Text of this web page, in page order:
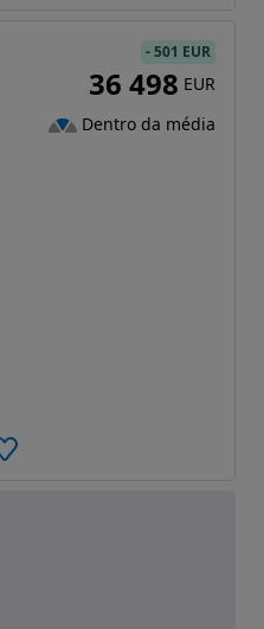
-501 EUR
36 498 EUR
Dentro da média